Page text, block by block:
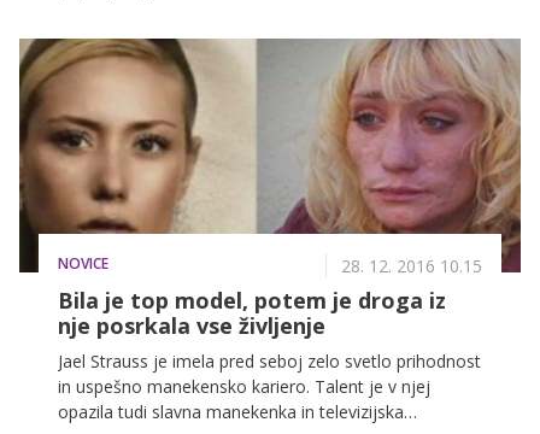
ga je izbrala za to priložnost.
NOVICE 28. 12. 2016 10.15
Bila je top model, potem je droga iz
nje posrkala vse življenje
Jael Strauss je imela pred seboj zelo svetlo prihodnost
in uspešno manekensko kariero. Talent je v njej
opazila tudi slavna manekenka in televizijska